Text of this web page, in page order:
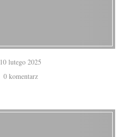
10 lutego 2025
0 komentarz